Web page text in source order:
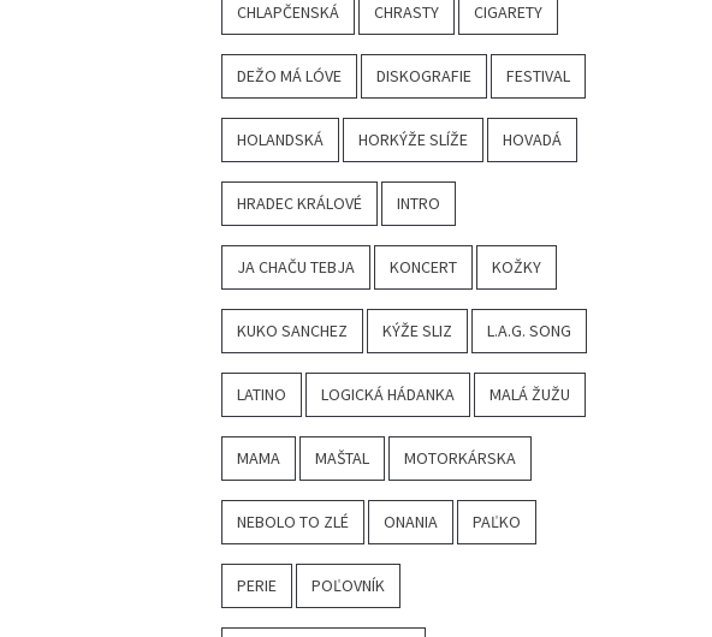
CHLAPČENSKÁ CHRASTY CIGARETY
DEŽO MÁ LÓVE DISKOGRAFIE FESTIVAL
HOLANDSKÁ HORKÝŽE SLÍŽE HOVADÁ
HRADEC KRÁLOVÉ INTRO
JA CHAČU TEBJA KONCERT KOŽKY
KUKO SANCHEZ KÝŽE SLIZ L.A.G. SONG
LATINO LOGICKÁ HÁDANKA MALÁ ŽUŽU
MAMA MAŠTAL MOTORKÁRSKA
NEBOLO TO ZLÉ ONANIA PAĽKO
PERIE POĽOVNÍK